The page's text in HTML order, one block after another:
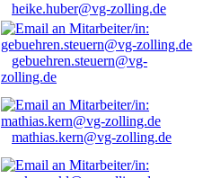
heike.huber@vg-zolling.de
gebuehren.steuern@vg-
zolling.de
mathias.kern@vg-zolling.de